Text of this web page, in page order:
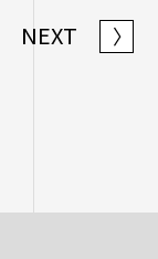
NEXT 〉